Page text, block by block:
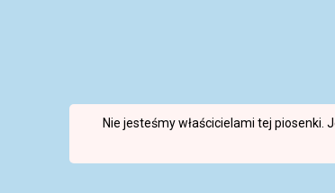
Nie jesteśmy właścicielami tej